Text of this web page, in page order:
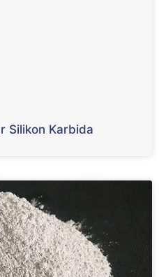
Silikon Karbida